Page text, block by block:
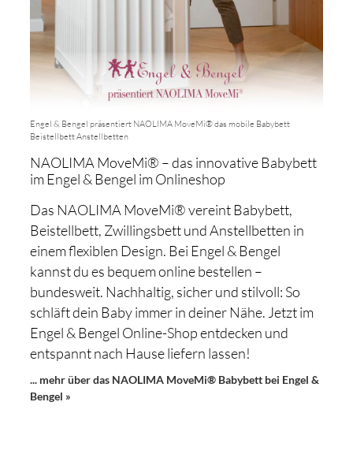
Engel & Bengel präsentiert NAOLIMA MoveMi® das mobile Babybett
Beistellbett Anstellbetten
NAOLIMA MoveMi® – das innovative Babybett
im Engel & Bengel im Onlineshop
Das NAOLIMA MoveMi® vereint Babybett,
Beistellbett, Zwillingsbett und Anstellbetten in
einem flexiblen Design. Bei Engel & Bengel
kannst du es bequem online bestellen –
bundesweit. Nachhaltig, sicher und stilvoll: So
schläft dein Baby immer in deiner Nähe. Jetzt im
Engel & Bengel Online-Shop entdecken und
entspannt nach Hause liefern lassen!
... mehr über das NAOLIMA MoveMi® Babybett bei Engel &
Bengel »